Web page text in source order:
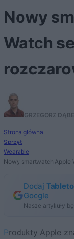
Nowy
Watch
GRZEGORZ
Strona główna
Sprzęt
Wearable
Nowy smartwatch Apple
Dodaj
Google
Nasze artykuły
Produkty Apple znane są z tego, że kolejne generacje są